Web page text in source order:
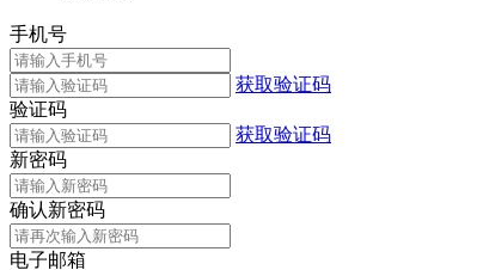
手机号
获取验证码
验证码
获取验证码
新密码
确认新密码
电子邮箱